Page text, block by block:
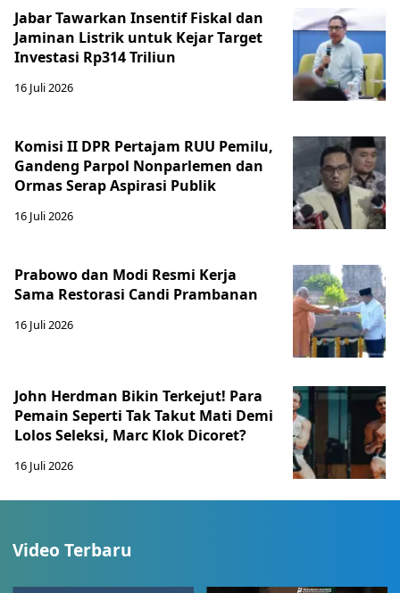
Jabar Tawarkan Insentif Fiskal dan
Jaminan Listrik untuk Kejar Target
Investasi Rp314 Triliun
16 Juli 2026
Komisi II DPR Pertajam RUU Pemilu,
Gandeng Parpol Nonparlemen dan
Ormas Serap Aspirasi Publik
16 Juli 2026
Prabowo dan Modi Resmi Kerja
Sama Restorasi Candi Prambanan
16 Juli 2026
John Herdman Bikin Terkejut! Para
Pemain Seperti Tak Takut Mati Demi
Lolos Seleksi, Marc Klok Dicoret?
16 Juli 2026
Video Terbaru